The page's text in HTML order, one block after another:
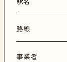
路線
事業者